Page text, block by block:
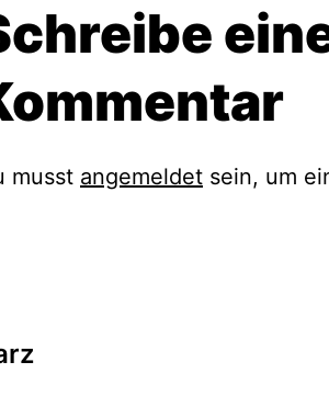
musst angemeldet sein, um